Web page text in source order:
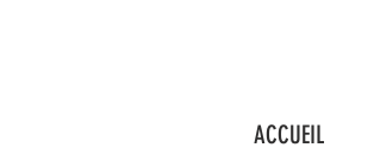
ACCUEIL